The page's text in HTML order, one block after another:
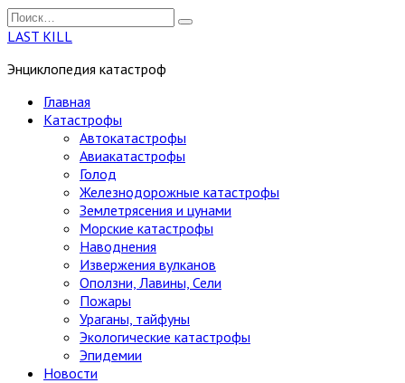
Перейти
к
Search
for:
LAST KILL
Энциклопедия катастроф
Главная
Катастрофы
Автокатастрофы
Авиакатастрофы
Голод
Железнодорожные катастрофы
Землетрясения и цунами
Морские катастрофы
Наводнения
Извержения вулканов
Оползни, Лавины, Сели
Пожары
Ураганы, тайфуны
Экологические катастрофы
Эпидемии
Новости